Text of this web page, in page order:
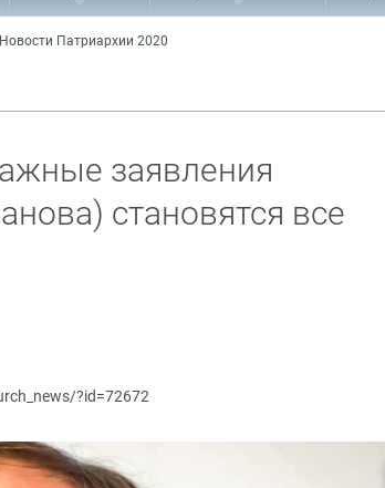
Новости Патриархии 2020
заявления
становятся все
?id=72672